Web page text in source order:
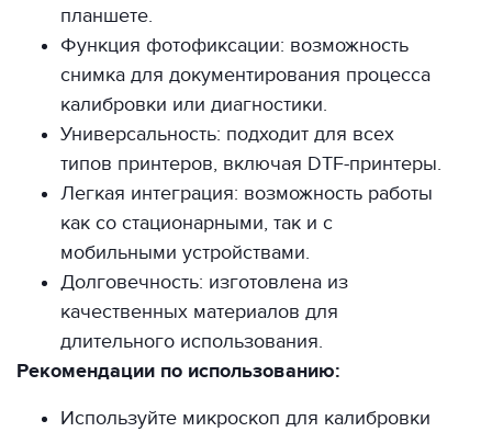
планшете.
Функция фотофиксации: возможность
снимка для документирования процесса
калибровки или диагностики.
Универсальность: подходит для всех
типов принтеров, включая DTF-принтеры.
Легкая интеграция: возможность работы
как со стационарными, так и с
мобильными устройствами.
Долговечность: изготовлена ​​из
качественных материалов для
длительного использования.
Рекомендации по использованию:
Используйте микроскоп для калибровки